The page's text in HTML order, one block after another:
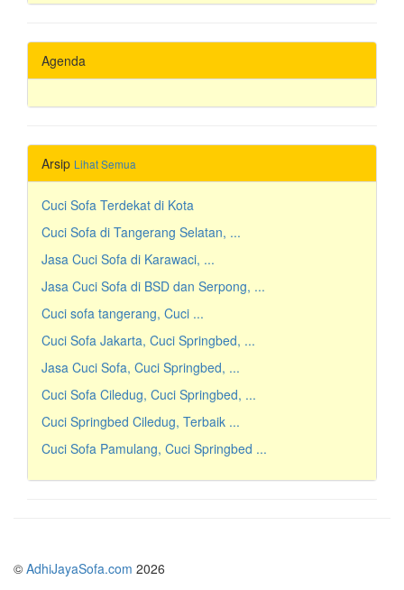
Agenda
Arsip Lihat Semua
Cuci Sofa Terdekat di Kota
Cuci Sofa di Tangerang Selatan, ...
Jasa Cuci Sofa di Karawaci, ...
Jasa Cuci Sofa di BSD dan Serpong, ...
Cuci sofa tangerang, Cuci ...
Cuci Sofa Jakarta, Cuci Springbed, ...
Jasa Cuci Sofa, Cuci Springbed, ...
Cuci Sofa Ciledug, Cuci Springbed, ...
Cuci Springbed Ciledug, Terbaik ...
Cuci Sofa Pamulang, Cuci Springbed ...
© AdhiJayaSofa.com 2026